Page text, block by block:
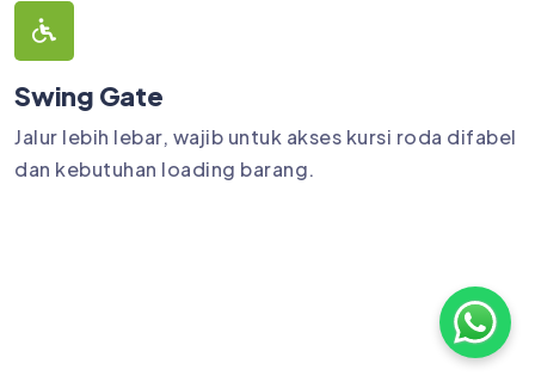
Swing Gate
Jalur lebih lebar, wajib untuk akses kursi roda difabel
dan kebutuhan loading barang.